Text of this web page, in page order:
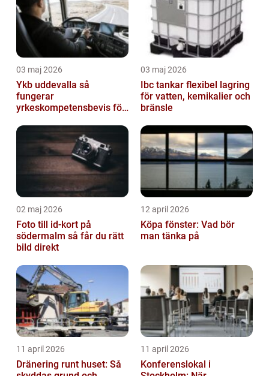
03 maj 2026
Ykb uddevalla så
fungerar
yrkeskompetensbevis för
03 maj 2026
Ibc tankar flexibel lagring
för vatten, kemikalier och
bränsle
02 maj 2026
Foto till id-kort på
södermalm så får du rätt
bild direkt
12 april 2026
Köpa fönster: Vad bör
man tänka på
11 april 2026
Dränering runt huset: Så
11 april 2026
Konferenslokal i